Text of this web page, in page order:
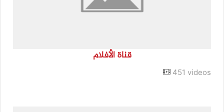
قناة الأفلام
451 videos